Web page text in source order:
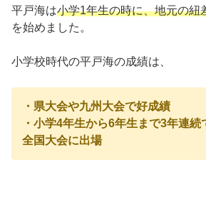
平戸海は小学1年生の時に、地元の紐
を始めました。
小学校時代の平戸海の成績は、
・県大会や九州大会で好成績
・小学4年生から6年生まで3年連
全国大会に出場